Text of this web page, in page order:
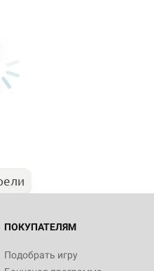
ПОКУПАТЕЛЯМ
Подобрать игру